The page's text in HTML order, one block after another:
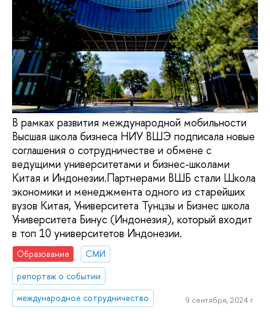
В рамках развития международной мобильности
Высшая школа бизнеса НИУ ВШЭ подписала новые
соглашения о сотрудничестве и обмене с
ведущими университетами и бизнес-школами
Китая и Индонезии.Партнерами ВШБ стали Школа
экономики и менеджмента одного из старейших
вузов Китая, Университета Тунцзы и Бизнес школа
Университета Бинус (Индонезия), который входит
в топ 10 университетов Индонезии.
Образование
СМИ
репортаж о событии
международное сотрудничество
9 сентября, 2024 г.